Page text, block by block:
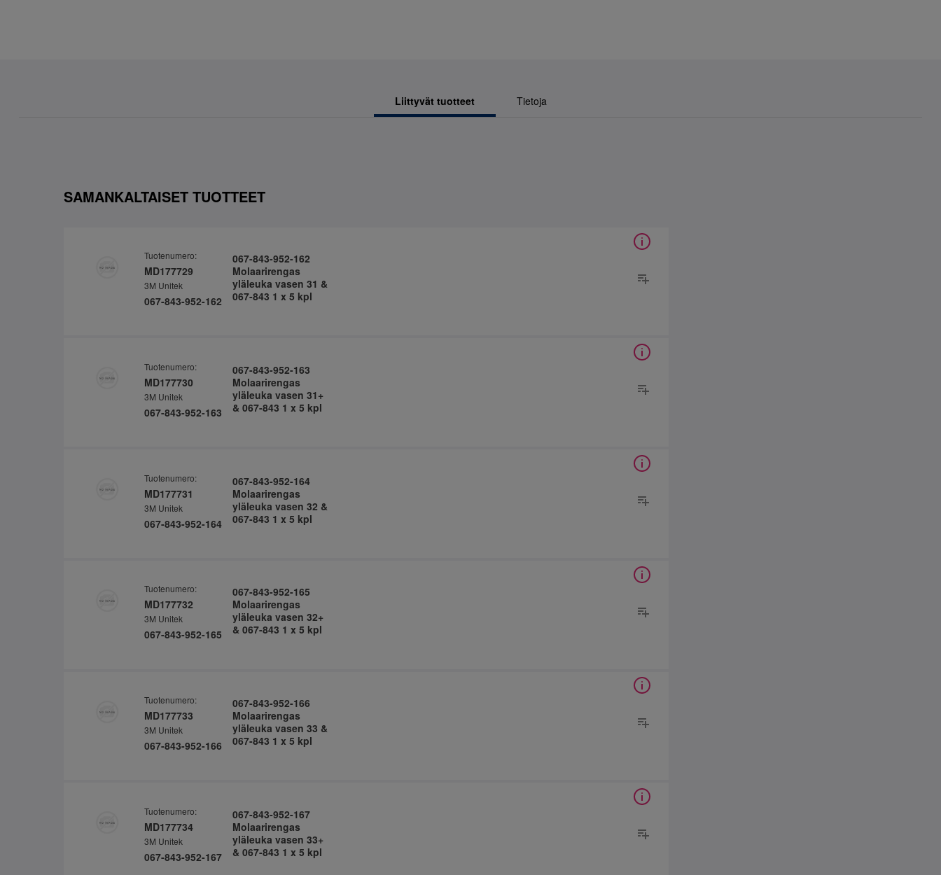
Liittyvät tuotteet Tietoja
SAMANKALTAISET TUOTTEET
Tuotenumero:
MD177729
3M Unitek
067-843-952-162
067-843-952-162
Molaarirengas
yläleuka vasen 31 &
067-843 1 x 5 kpl
Tuotenumero:
MD177730
3M Unitek
067-843-952-163
067-843-952-163
Molaarirengas
yläleuka vasen 31+
& 067-843 1 x 5 kpl
Tuotenumero:
MD177731
3M Unitek
067-843-952-164
067-843-952-164
Molaarirengas
yläleuka vasen 32 &
067-843 1 x 5 kpl
Tuotenumero:
MD177732
3M Unitek
067-843-952-165
067-843-952-165
Molaarirengas
yläleuka vasen 32+
& 067-843 1 x 5 kpl
Tuotenumero:
MD177733
3M Unitek
067-843-952-166
067-843-952-166
Molaarirengas
yläleuka vasen 33 &
067-843 1 x 5 kpl
Tuotenumero:
MD177734
3M Unitek
067-843-952-167
067-843-952-167
Molaarirengas
yläleuka vasen 33+
& 067-843 1 x 5 kpl